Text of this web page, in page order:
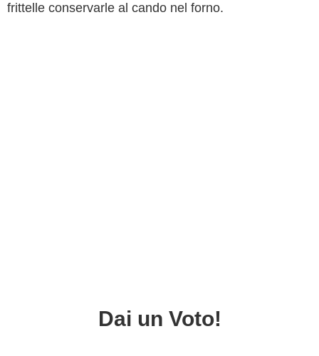
frittelle conservarle al cando nel forno.
Dai un Voto!